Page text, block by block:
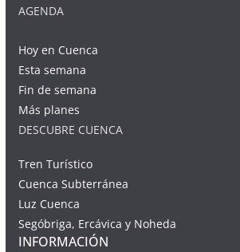
AGENDA
Hoy en Cuenca
Esta semana
Fin de semana
Más planes
DESCUBRE CUENCA
Tren Turístico
Cuenca Subterránea
Luz Cuenca
Segóbriga, Ercávica y Noheda
INFORMACIÓN